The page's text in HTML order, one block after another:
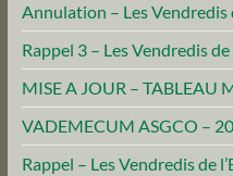
Annulation – Les Vendredis
Rappel 3 – Les Vendredis de
MISE A JOUR – TABLEAU
VADEMECUM ASGCO –
Rappel – Les Vendredis de